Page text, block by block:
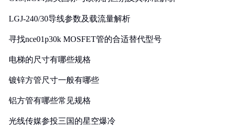
LGJ-240/30导线参数及载流量解析
寻找nce01p30k MOSFET管的合适替代型号
电梯的尺寸有哪些规格
镀锌方管尺寸一般有哪些
铝方管有哪些常见规格
光线传媒参投三国的星空爆冷